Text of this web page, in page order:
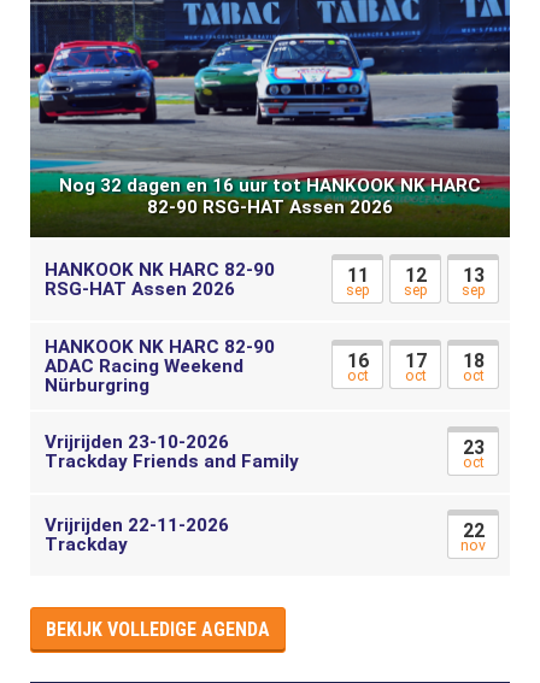
Nog 32 dagen en 16 uur tot HANKOOK NK HARC
82-90 RSG-HAT Assen 2026
HANKOOK NK HARC 82-90
RSG-HAT Assen 2026
11
sep
12
sep
13
sep
HANKOOK NK HARC 82-90
ADAC Racing Weekend
Nürburgring
16
oct
17
oct
18
oct
Vrijrijden 23-10-2026
Trackday Friends and Family
23
oct
Vrijrijden 22-11-2026
Trackday
22
nov
BEKIJK VOLLEDIGE AGENDA